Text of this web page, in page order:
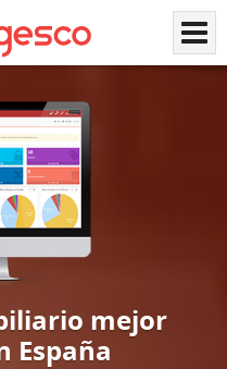
mejor
España